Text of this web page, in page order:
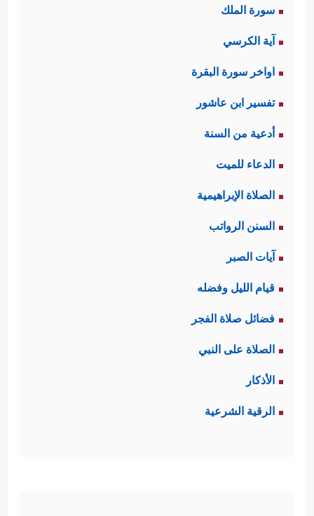
سورة الملك
آية الكرسي
اواخر سورة البقرة
تفسير ابن عاشور
أدعية من السنة
الدعاء للميت
الصلاة الإبراهيمية
السنن الرواتب
آيات الصبر
قيام الليل وفضله
فضائل صلاة الفجر
الصلاة على النبي
الأذكار
الرقية الشرعية